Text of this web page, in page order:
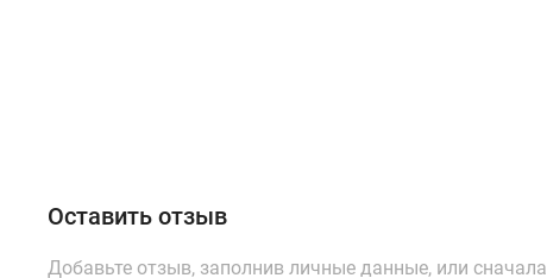
Оставить отзыв
Добавьте отзыв, заполнив личные данные, или сначала